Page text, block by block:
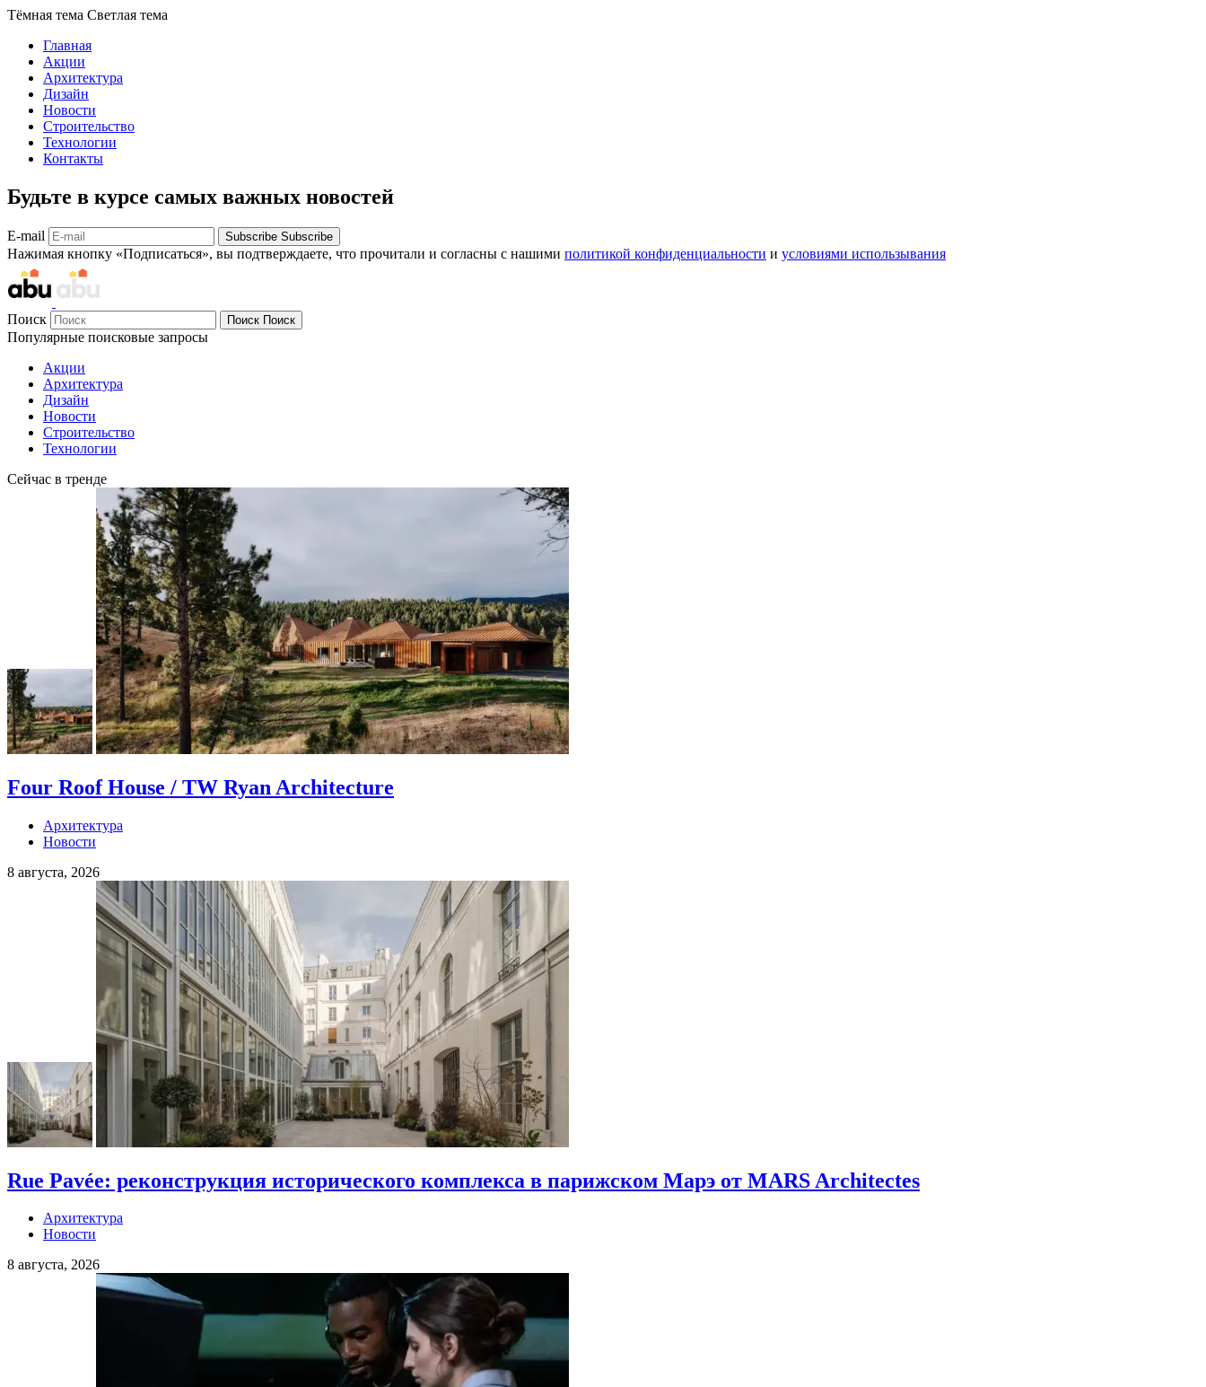
Тёмная тема Светлая тема
Главная
Акции
Архитектура
Дизайн
Новости
Строительство
Технологии
Контакты
Будьте в курсе самых важных новостей
E-mail Subscribe Subscribe
Нажимая кнопку «Подписаться», вы подтверждаете, что прочитали и согласны с нашими политикой конфиденциальности и условиями использывания
Поиск Поиск Поиск
Популярные поисковые запросы
Акции
Архитектура
Дизайн
Новости
Строительство
Технологии
Сейчас в тренде
Four Roof House / TW Ryan Architecture
Архитектура
Новости
8 августа, 2026
Rue Pavée: реконструкция исторического комплекса в парижском Марэ от MARS Architectes
Архитектура
Новости
8 августа, 2026